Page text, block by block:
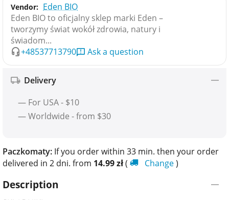
Vendor: Eden BIO
Eden BIO to oficjalny sklep marki Eden –
tworzymy świat wokół zdrowia, natury i
świadom...
+48537713790
Ask a question
Delivery
— For USA - $10
— Worldwide - from $30
Paczkomaty: If you order within 33 min. then your order
delivered in 2 dni. from 14.99zł( Change)
Description